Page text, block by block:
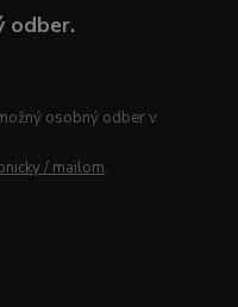
odber.
osobný odber v
/ mailom.